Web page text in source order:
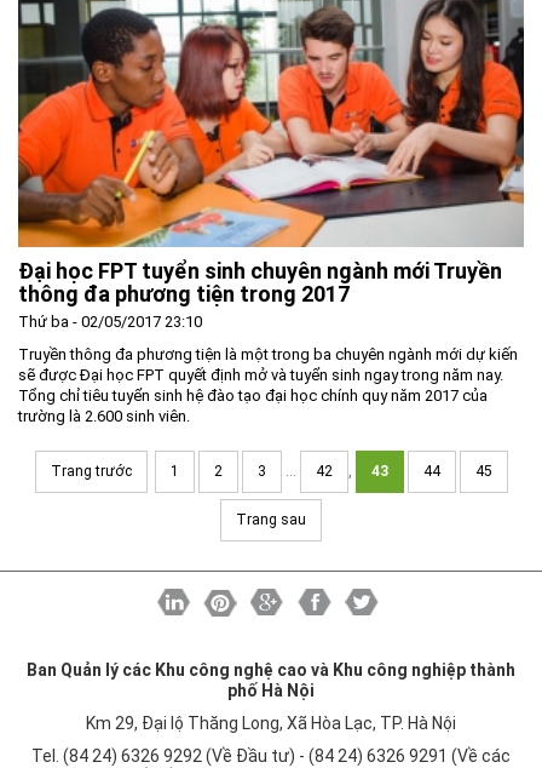
Đại học FPT tuyển sinh chuyên ngành mới Truyền
thông đa phương tiện trong 2017
Thứ ba - 02/05/2017 23:10
Truyền thông đa phương tiện là một trong ba chuyên ngành mới dự kiến
sẽ được Đại học FPT quyết định mở và tuyển sinh ngay trong năm nay.
Tổng chỉ tiêu tuyển sinh hệ đào tạo đại học chính quy năm 2017 của
trường là 2.600 sinh viên.
Trang trước 1 2 3 42 43 44 45
Trang sau
Ban Quản lý các Khu công nghệ cao và Khu công nghiệp thành
phố Hà Nội
Km 29, Đại lộ Thăng Long, Xã Hòa Lạc, TP. Hà Nội
Tel. (84 24) 6326 9292 (Về Đầu tư) - (84 24) 6326 9291 (Về các